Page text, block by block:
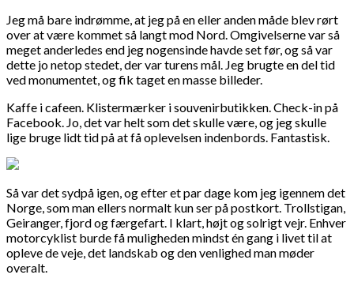
Jeg må bare indrømme, at jeg på en eller anden måde blev rørt
over at være kommet så langt mod Nord. Omgivelserne var så
meget anderledes end jeg nogensinde havde set før, og så var
dette jo netop stedet, der var turens mål. Jeg brugte en del tid
ved monumentet, og fik taget en masse billeder.
Kaffe i cafeen. Klistermærker i souvenirbutikken. Check-in på
Facebook. Jo, det var helt som det skulle være, og jeg skulle
lige bruge lidt tid på at få oplevelsen indenbords. Fantastisk.
Så var det sydpå igen, og efter et par dage kom jeg igennem det
Norge, som man ellers normalt kun ser på postkort. Trollstigan,
Geiranger, fjord og færgefart. I klart, højt og solrigt vejr. Enhver
motorcyklist burde få muligheden mindst én gang i livet til at
opleve de veje, det landskab og den venlighed man møder
overalt.